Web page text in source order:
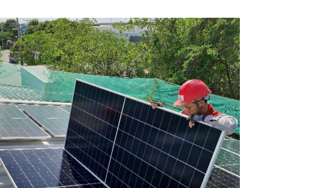
Microsoft đều đặt cược vào AI, nhưng một nghịch lý
mua không phải lúc nào cũng dùng
vụ khám xét nhà Huấn Hoa Hồng
vụ máy bay không người lái bí ẩn xuất hiện tại sân